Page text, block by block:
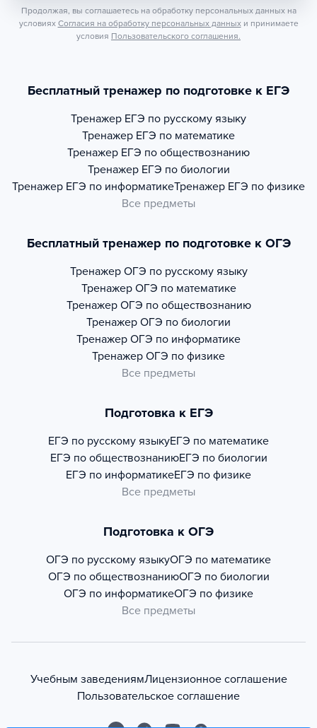
Продолжая, вы соглашаетесь на обработку персональных данных на
условиях Согласия на обработку персональных данных и принимаете
условия Пользовательского соглашения.
Бесплатный тренажер по подготовке к ЕГЭ
Тренажер ЕГЭ по русскому языку
Тренажер ЕГЭ по математике
Тренажер ЕГЭ по обществознанию
Тренажер ЕГЭ по биологии
Тренажер ЕГЭ по информатикеТренажер ЕГЭ по физике
Все предметы
Бесплатный тренажер по подготовке к ОГЭ
Тренажер ОГЭ по русскому языку
Тренажер ОГЭ по математике
Тренажер ОГЭ по обществознанию
Тренажер ОГЭ по биологии
Тренажер ОГЭ по информатике
Тренажер ОГЭ по физике
Все предметы
Подготовка к ЕГЭ
ЕГЭ по русскому языкуЕГЭ по математике
ЕГЭ по обществознаниюЕГЭ по биологии
ЕГЭ по информатикеЕГЭ по физике
Все предметы
Подготовка к ОГЭ
ОГЭ по русскому языкуОГЭ по математике
ОГЭ по обществознаниюОГЭ по биологии
ОГЭ по информатикеОГЭ по физике
Все предметы
Учебным заведениямЛицензионное соглашение
Пользовательское соглашение